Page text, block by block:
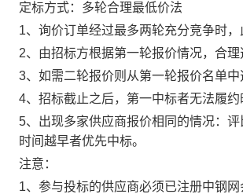
定标方式：多轮合理最低价法
1、询价订单经过最多两轮充分竞争时
2、由招标方根据第一轮报价情况，合
3、如需二轮报价则从第一轮报价名单
4、招标截止之后，第一中标者无法履
5、出现多家供应商报价相同的情况：
时间越早者优先中标。
注意：
1、参与投标的供应商必须已注册中钢